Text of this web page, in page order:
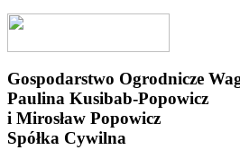
Gospodarstwo Ogrodnicze
Paulina Kusibab-Popowicz
i Mirosław Popowicz
Spółka Cywilna